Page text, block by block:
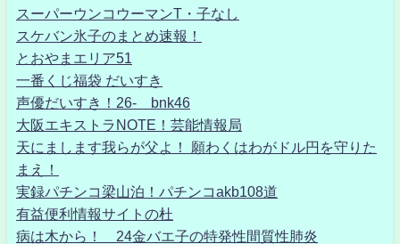
スーパーウンコウーマンT・子なし
スケバン氷子のまとめ速報！
とおやまエリア51
一番くじ福袋 だいすき
声優だいすき！26- bnk46
大阪エキストラNOTE！芸能情報局
天にまします我らが父よ！ 願わくはわがドル円を守りた
まえ！
実録パチンコ梁山泊！パチンコakb108道
有益便利情報サイトの杜
病は木から！ 24金バエ子の特発性間質性肺炎